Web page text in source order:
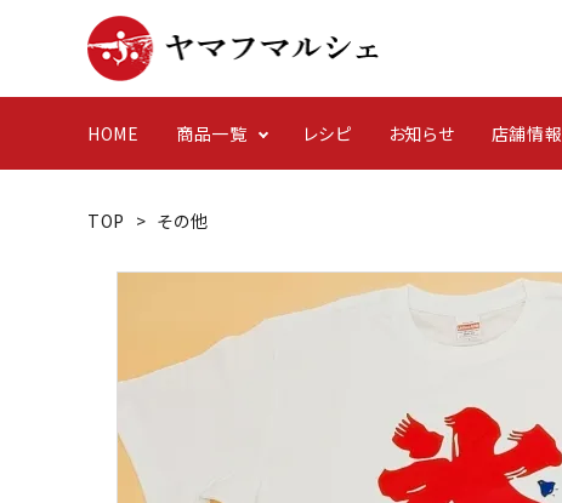
HOME 商品一覧
干物
その他
レシピ お知らせ 店舗情報
イベント
TOP > その他